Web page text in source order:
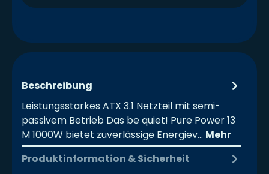
Beschreibung
Leistungsstarkes ATX 3.1 Netzteil mit semi-
passivem Betrieb Das be quiet! Pure Power 13
M 1000W bietet zuverlässige Energiev… Mehr
Produktinformation & Sicherheit